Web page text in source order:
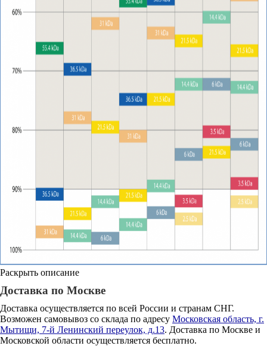
Раскрыть описание
Доставка по Москве
Доставка осуществляется по всей России и странам СНГ.
Возможен самовывоз со склада по адресу Московская область, г.
Мытищи, 7-й Ленинский переулок, д.13. Доставка по Москве и
Московской области осуществляется бесплатно.